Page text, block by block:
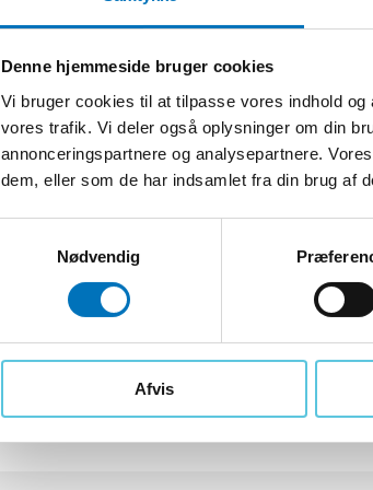
Denne hjemmeside bruger cookies
Vi bruger cookies til at tilpasse vores indhold
vores trafik. Vi deler også oplysninger om din
annonceringspartnere og analysepartnere.
dem, eller som de har indsamlet fra din brug af
Nødvendig
Afvis
D100003013